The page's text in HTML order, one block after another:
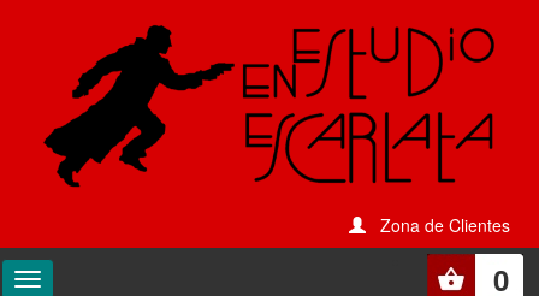
Zona de Clientes
0